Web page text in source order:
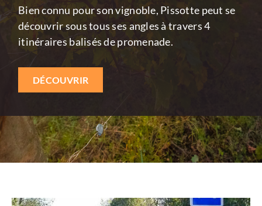
INFOS PRATIQUES
Bien connu pour son vignoble, Pissotte peut se
découvrir sous tous ses angles à travers 4
itinéraires balisés de promenade.
DÉCOUVRIR